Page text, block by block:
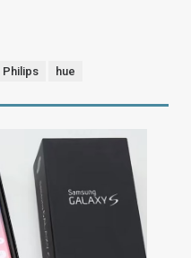
Philips hue